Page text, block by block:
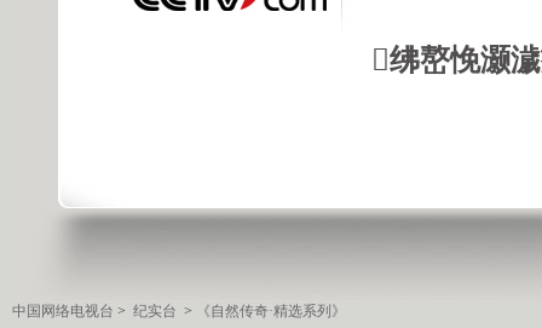
绋嶅悗灏
中国网络电视台 > 纪实台 > 《自然传奇·精选系列》